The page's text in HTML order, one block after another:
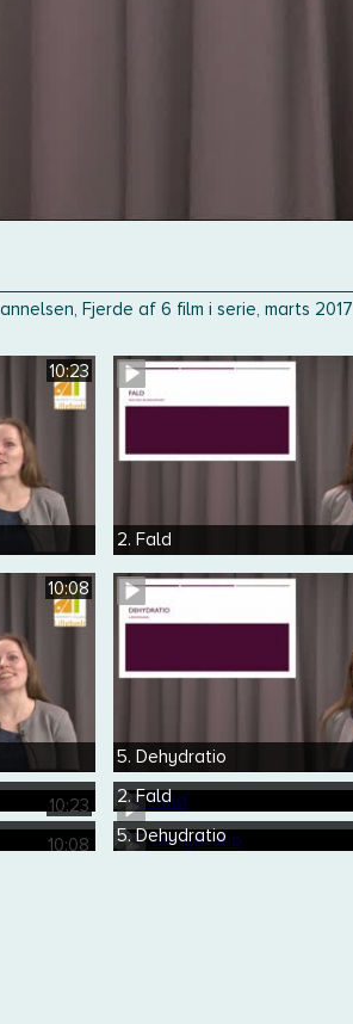
Fjerde af 6 film i serie, marts 2017
10:23
2. Fald
10:08
5. Dehydratio
10:23 2. Fald
10:08 5. Dehydratio